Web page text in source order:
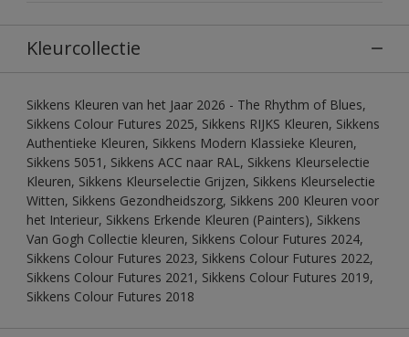
Kleurcollectie
Sikkens Kleuren van het Jaar 2026 - The Rhythm of Blues,
Sikkens Colour Futures 2025, Sikkens RIJKS Kleuren, Sikkens
Authentieke Kleuren, Sikkens Modern Klassieke Kleuren,
Sikkens 5051, Sikkens ACC naar RAL, Sikkens Kleurselectie
Kleuren, Sikkens Kleurselectie Grijzen, Sikkens Kleurselectie
Witten, Sikkens Gezondheidszorg, Sikkens 200 Kleuren voor
het Interieur, Sikkens Erkende Kleuren (Painters), Sikkens
Van Gogh Collectie kleuren, Sikkens Colour Futures 2024,
Sikkens Colour Futures 2023, Sikkens Colour Futures 2022,
Sikkens Colour Futures 2021, Sikkens Colour Futures 2019,
Sikkens Colour Futures 2018